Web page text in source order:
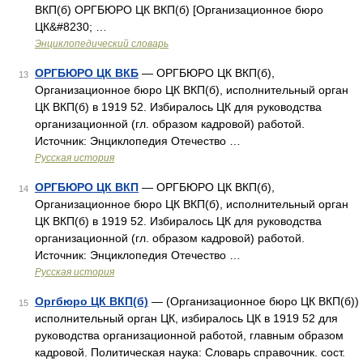
ВКП(б) ОРГБЮРО ЦК ВКП(б) [Организационное бюро
ЦК&#8230; …
Энциклопедический словарь
13 ОРГБЮРО ЦК ВКБ — ОРГБЮРО ЦК ВКП(б),
Организационное бюро ЦК ВКП(б), исполнительный орган
ЦК ВКП(б) в 1919 52. Избиралось ЦК для руководства
организационной (гл. образом кадровой) работой.
Источник: Энциклопедия Отечество …
Русская история
14 ОРГБЮРО ЦК ВКП — ОРГБЮРО ЦК ВКП(б),
Организационное бюро ЦК ВКП(б), исполнительный орган
ЦК ВКП(б) в 1919 52. Избиралось ЦК для руководства
организационной (гл. образом кадровой) работой.
Источник: Энциклопедия Отечество …
Русская история
15 Оргбюро ЦК ВКП(б) — (Организационное бюро ЦК ВКП(б))
исполнительный орган ЦК, избиралось ЦК в 1919 52 для
руководства организационной работой, главным образом
кадровой. Политическая наука: Словарь справочник. сост.